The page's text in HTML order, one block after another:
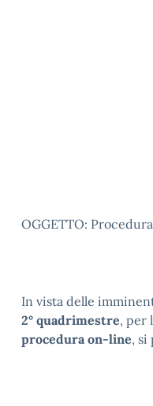
OGGETTO:
In vista delle
2° quadrimestre, per
procedura on-line, si